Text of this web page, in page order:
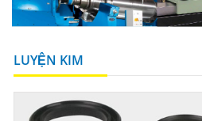
LUYỆN KIM